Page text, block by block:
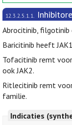
12.3.2.5.1.1.
Abrocitinib, filgotinib
Baricitinib heeft
Tofacitinib remt
ook JAK2.
Ritlecitinib remt
familie.
Indicaties